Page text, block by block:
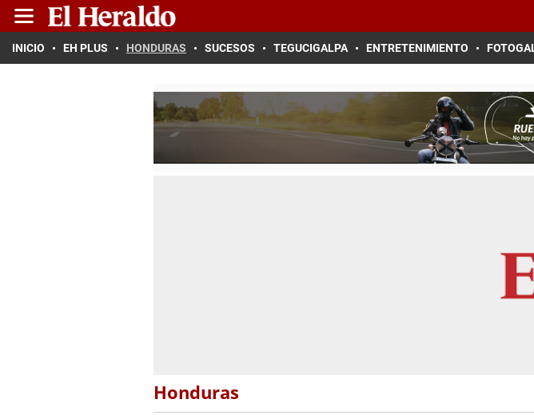
INICIO EH PLUS HONDURAS SUCESOS TEGUCIGALPA ENTRETENIMIENTO
Honduras